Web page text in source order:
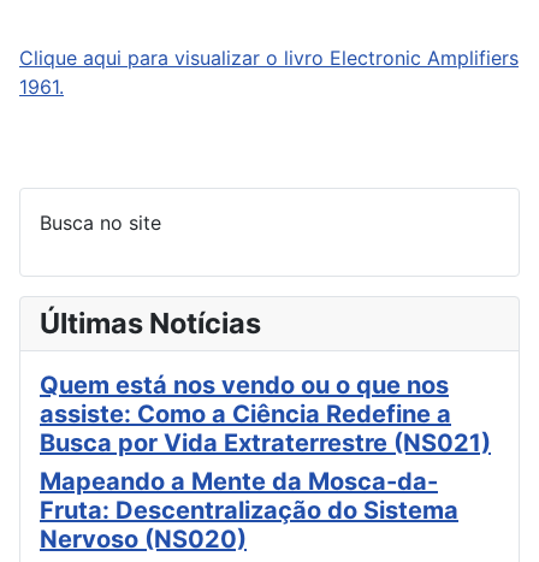
Clique aqui para visualizar o livro Electronic Amplifiers
1961.
Busca no site
Últimas Notícias
Quem está nos vendo ou o que nos
assiste: Como a Ciência Redefine a
Busca por Vida Extraterrestre (NS021)
Mapeando a Mente da Mosca-da-
Fruta: Descentralização do Sistema
Nervoso (NS020)